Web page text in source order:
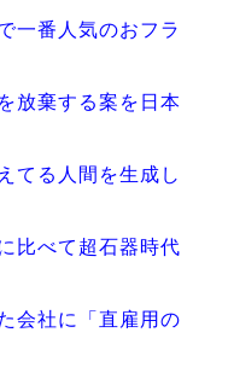
一番人気のおフラ
放棄する案を日本
てる人間を生成し
比べて超石器時代
会社に「直雇用の